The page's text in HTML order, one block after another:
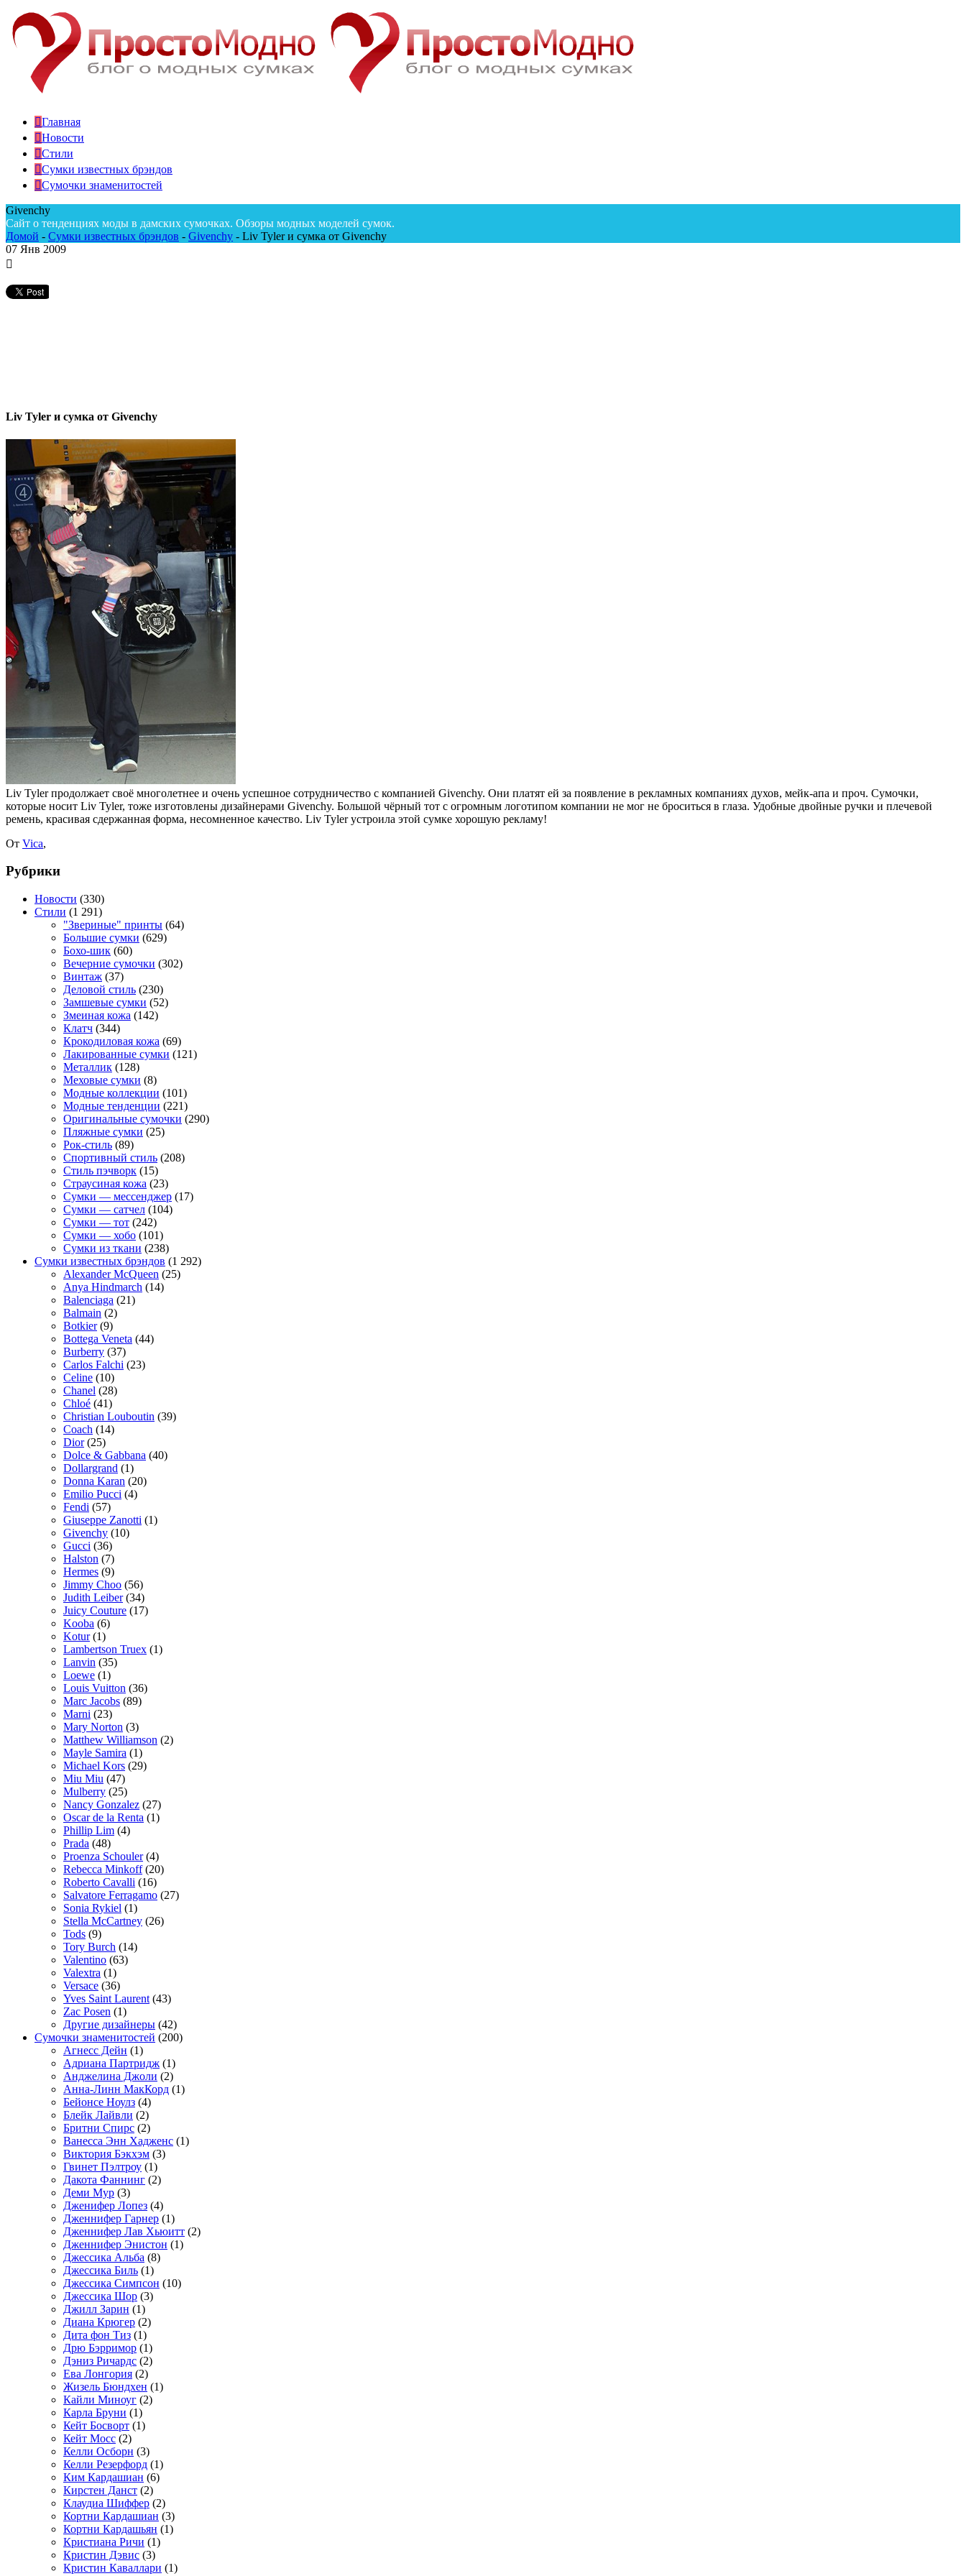
Главная
Новости
Стили
Сумки известных брэндов
Сумочки знаменитостей
Givenchy
Сайт о тенденциях моды в дамских сумочках. Обзоры модных моделей сумок.
Домой - Сумки известных брэндов - Givenchy - Liv Tyler и сумка от Givenchy
07 Янв 2009
Liv Tyler и сумка от Givenchy
Liv Tyler продолжает своё многолетнее и очень успешное сотрудничество с компанией Givenchy. Они платят ей за появление в рекламных компаниях духов, мейк-апа и проч. Сумочки,
которые носит Liv Tyler, тоже изготовлены дизайнерами Givenchy. Большой чёрный тот с огромным логотипом компании не мог не броситься в глаза. Удобные двойные ручки и плечевой
ремень, красивая сдержанная форма, несомненное качество. Liv Tyler устроила этой сумке хорошую рекламу!
От Vica,
Рубрики
Новости (330)
Стили (1 291)
"Звериные" принты (64)
Большие сумки (629)
Бохо-шик (60)
Вечерние сумочки (302)
Винтаж (37)
Деловой стиль (230)
Замшевые сумки (52)
Змеиная кожа (142)
Клатч (344)
Крокодиловая кожа (69)
Лакированные сумки (121)
Металлик (128)
Меховые сумки (8)
Модные коллекции (101)
Модные тенденции (221)
Оригинальные сумочки (290)
Пляжные сумки (25)
Рок-стиль (89)
Спортивный стиль (208)
Стиль пэчворк (15)
Страусиная кожа (23)
Сумки — мессенджер (17)
Сумки — сатчел (104)
Сумки — тот (242)
Сумки — хобо (101)
Сумки из ткани (238)
Сумки известных брэндов (1 292)
Alexander McQueen (25)
Anya Hindmarch (14)
Balenciaga (21)
Balmain (2)
Botkier(9)
Bottega Veneta (44)
Burberry (37)
Carlos Falchi (23)
Celine (10)
Chanel (28)
Chloé (41)
Christian Louboutin (39)
Coach (14)
Dior(25)
Dolce & Gabbana (40)
Dollargrand (1)
Donna Karan (20)
Emilio Pucci (4)
Fendi (57)
Giuseppe Zanotti (1)
Givenchy (10)
Gucci (36)
Halston (7)
Hermes (9)
Jimmy Choo (56)
Judith Leiber(34)
Juicy Couture (17)
Kooba (6)
Kotur(1)
Lambertson Truex (1)
Lanvin (35)
Loewe (1)
Louis Vuitton (36)
Marc Jacobs (89)
Marni (23)
Mary Norton (3)
Matthew Williamson (2)
Mayle Samira (1)
Michael Kors (29)
Miu Miu (47)
Mulberry (25)
Nancy Gonzalez (27)
Oscar de la Renta (1)
Phillip Lim (4)
Prada (48)
Proenza Schouler(4)
Rebecca Minkoff(20)
Roberto Cavalli (16)
Salvatore Ferragamo (27)
Sonia Rykiel (1)
Stella McCartney (26)
Tods (9)
Tory Burch (14)
Valentino (63)
Valextra (1)
Versace (36)
Yves Saint Laurent (43)
Zac Posen (1)
Другие дизайнеры (42)
Сумочки знаменитостей (200)
Агнесс Дейн (1)
Адриана Партридж (1)
Анджелина Джоли (2)
Анна-Линн МакКорд (1)
Бейонсе Ноулз (4)
Блейк Лайвли (2)
Бритни Спирс (2)
Ванесса Энн Хадженс (1)
Виктория Бэкхэм (3)
Гвинет Пэлтроу (1)
Дакота Фаннинг (2)
Деми Мур (3)
Дженифер Лопез (4)
Дженнифер Гарнер (1)
Дженнифер Лав Хьюитт (2)
Дженнифер Энистон (1)
Джессика Альба (8)
Джессика Биль (1)
Джессика Симпсон (10)
Джессика Шор (3)
Джилл Зарин (1)
Диана Крюгер (2)
Дита фон Тиз (1)
Дрю Бэрримор (1)
Дэниз Ричардс (2)
Ева Лонгория (2)
Жизель Бюндхен (1)
Кайли Миноуг (2)
Карла Бруни (1)
Кейт Босворт (1)
Кейт Мосс (2)
Келли Осборн (3)
Келли Резерфорд (1)
Ким Кардашиан (6)
Кирстен Данст (2)
Клаудиа Шиффер (2)
Кортни Кардашиан (3)
Кортни Кардашьян (1)
Кристиана Ричи (1)
Кристин Дэвис (3)
Кристин Каваллари (1)